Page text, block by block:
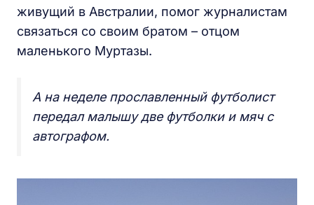
живущий в Австралии, помог журналистам
связаться со своим братом – отцом
маленького Муртазы.
А на неделе прославленный футболист
передал малышу две футболки и мяч с
автографом.